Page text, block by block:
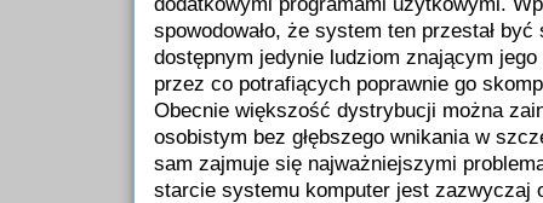
spowodowało, że system ten przestał
dostępnym jedynie ludziom znającym jego
przez co potrafiących poprawnie go
Obecnie większość dystrybucji można
osobistym bez głębszego wnikania w
sam zajmuje się najważniejszymi
starcie systemu komputer jest zazwyczaj